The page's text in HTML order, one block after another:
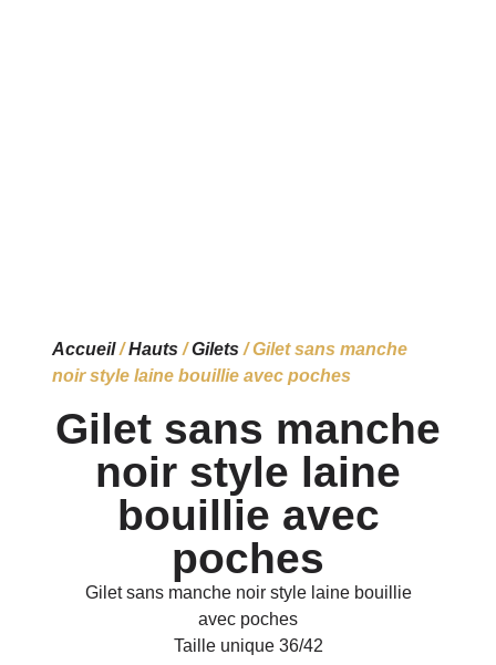
Accueil/Hauts/Gilets/ Gilet sans manche
noir style laine bouillie avec poches
Gilet sans manche
noir style laine
bouillie avec
poches
Gilet sans manche noir style laine bouillie
avec poches
Taille unique 36/42